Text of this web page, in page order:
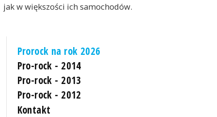
jak w większości ich samochodów.
Prorock na rok 2026
Pro-rock - 2014
Pro-rock - 2013
Pro-rock - 2012
Kontakt